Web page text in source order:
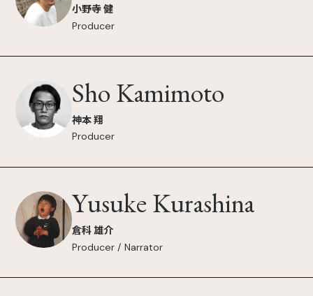
小野寺 健
Producer
Sho Kamimoto
神本 翔
Producer
Yusuke Kurashina
倉科 雄介
Producer / Narrator